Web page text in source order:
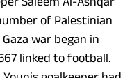
of Palestinian
war began in
linked to football.